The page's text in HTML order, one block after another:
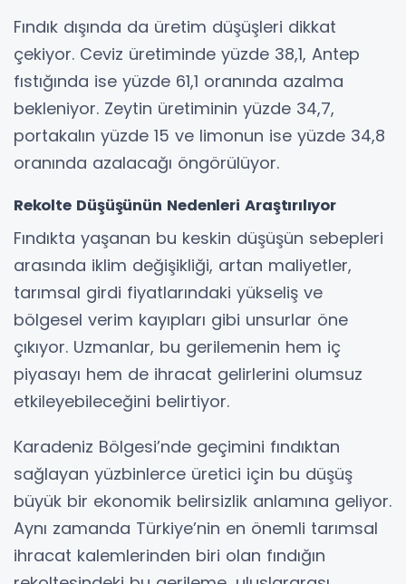
Fındık dışında da üretim düşüşleri dikkat
çekiyor. Ceviz üretiminde yüzde 38,1, Antep
fıstığında ise yüzde 61,1 oranında azalma
bekleniyor. Zeytin üretiminin yüzde 34,7,
portakalın yüzde 15 ve limonun ise yüzde 34,8
oranında azalacağı öngörülüyor.
Rekolte Düşüşünün Nedenleri Araştırılıyor
Fındıkta yaşanan bu keskin düşüşün sebepleri
arasında iklim değişikliği, artan maliyetler,
tarımsal girdi fiyatlarındaki yükseliş ve
bölgesel verim kayıpları gibi unsurlar öne
çıkıyor. Uzmanlar, bu gerilemenin hem iç
piyasayı hem de ihracat gelirlerini olumsuz
etkileyebileceğini belirtiyor.
Karadeniz Bölgesi’nde geçimini fındıktan
sağlayan yüzbinlerce üretici için bu düşüş
büyük bir ekonomik belirsizlik anlamına geliyor.
Aynı zamanda Türkiye’nin en önemli tarımsal
ihracat kalemlerinden biri olan fındığın